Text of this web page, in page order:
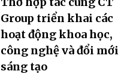
Group triển khai các
hoạt động khoa học,
công nghệ và đổi mới
sáng tạo